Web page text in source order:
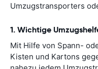
Umzugstransporters
1. Wichtige
Mit Hilfe von Spann-
Kisten und Kartons